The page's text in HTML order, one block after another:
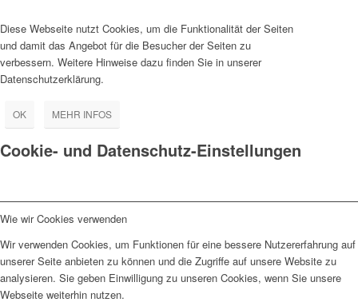
Diese Webseite nutzt Cookies, um die Funktionalität der Seiten
und damit das Angebot für die Besucher der Seiten zu
verbessern. Weitere Hinweise dazu finden Sie in unserer
Datenschutzerklärung.
OK MEHR INFOS
Cookie- und Datenschutz-Einstellungen
Wie wir Cookies verwenden
Wir verwenden Cookies, um Funktionen für eine bessere Nutzererfahrung auf
unserer Seite anbieten zu können und die Zugriffe auf unsere Website zu
analysieren. Sie geben Einwilligung zu unseren Cookies, wenn Sie unsere
Webseite weiterhin nutzen.